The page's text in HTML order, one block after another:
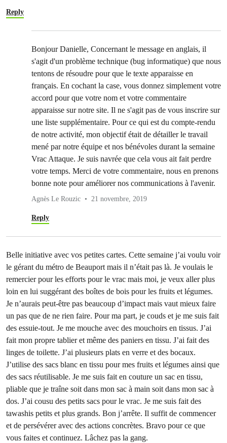
Reply
Bonjour Danielle, Concernant le message en anglais, il
s'agit d'un problème technique (bug informatique) que nous
tentons de résoudre pour que le texte apparaisse en
français. En cochant la case, vous donnez simplement votre
accord pour que votre nom et votre commentaire
apparaisse sur notre site. Il ne s'agit pas de vous inscrire sur
une liste supplémentaire. Pour ce qui est du compte-rendu
de notre activité, mon objectif était de détailler le travail
mené par notre équipe et nos bénévoles durant la semaine
Vrac Attaque. Je suis navrée que cela vous ait fait perdre
votre temps. Merci de votre commentaire, nous en prenons
bonne note pour améliorer nos communications à l'avenir.
Agnès Le Rouzic 21 novembre, 2019
Reply
Belle initiative avec vos petites cartes. Cette semaine j’ai voulu voir
le gérant du métro de Beauport mais il n’était pas là. Je voulais le
remercier pour les efforts pour le vrac mais moi, je veux aller plus
loin en lui suggérant des boîtes de bois pour les fruits et légumes.
Je n’aurais peut-être pas beaucoup d’impact mais vaut mieux faire
un pas que de ne rien faire. Pour ma part, je couds et je me suis fait
des essuie-tout. Je me mouche avec des mouchoirs en tissus. J’ai
fait mon propre tablier et même des paniers en tissu. J’ai fait des
linges de toilette. J’ai plusieurs plats en verre et des bocaux.
J’utilise des sacs blanc en tissu pour mes fruits et légumes ainsi que
des sacs réutilisable. Je me suis fait en couture un sac en tissu,
pliable que je traîne soit dans mon sac à main soit dans mon sac à
dos. J’ai cousu des petits sacs pour le vrac. Je me suis fait des
tawashis petits et plus grands. Bon j’arrête. Il suffit de commencer
et de persévérer avec des actions concrètes. Bravo pour ce que
vous faites et continuez. Lâchez pas la gang.